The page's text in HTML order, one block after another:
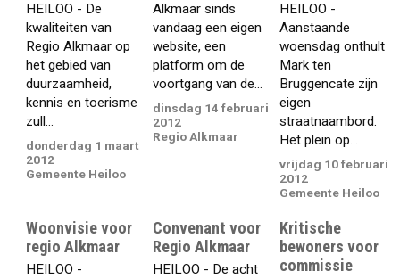
HEILOO - De
kwaliteiten van
Regio Alkmaar op
het gebied van
duurzaamheid,
kennis en toerisme
zull...
donderdag 1 maart
2012
Gemeente Heiloo
Alkmaar sinds
vandaag een eigen
website, een
platform om de
voortgang van de...
dinsdag 14 februari
2012
Regio Alkmaar
HEILOO -
Aanstaande
woensdag onthult
Mark ten
Bruggencate zijn
eigen
straatnaambord.
Het plein op...
vrijdag 10 februari
2012
Gemeente Heiloo
Woonvisie voor
regio Alkmaar
HEILOO -
Convenant voor
Regio Alkmaar
HEILOO - De acht
Kritische
bewoners voor
commissie